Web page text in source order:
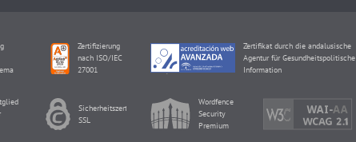
Zertifizierung
nach ISO/IEC
27001
Zertifikat durch die andalusische
Agentur für Gesundheitspolitische
Information
Sicherheitszertifikat
SSL
Wordfence
Security
Premium